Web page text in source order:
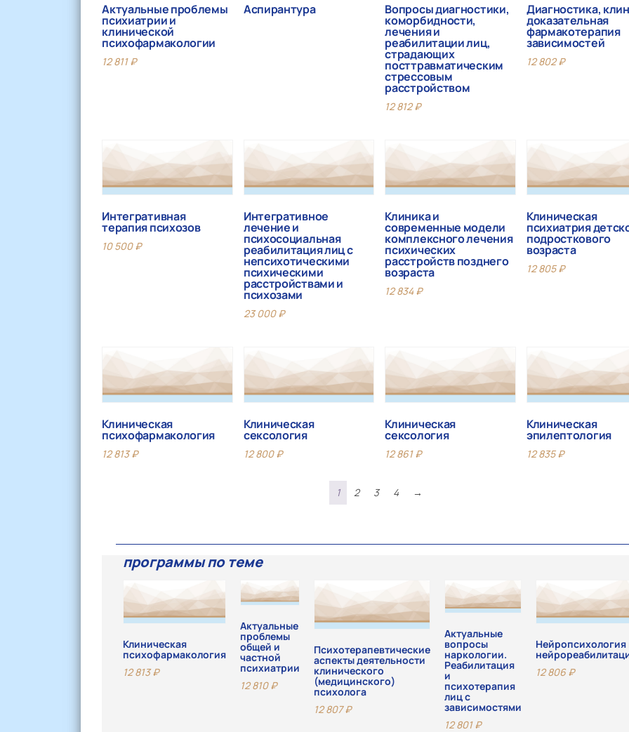
Актуальные проблемы
психиатрии и
клинической
психофармакологии
12 811₽
Аспирантура Вопросы диагностики,
коморбидности,
лечения и
реабилитации лиц,
страдающих
посттравматическим
стрессовым
расстройством
12 812₽
Диагностика,
доказательная
фармакотерапия
зависимостей
12 802₽
Интегративная
терапия психозов
10 500₽
Интегративное
лечение и
психосоциальная
реабилитация лиц с
непсихотическими
психическими
расстройствами и
психозами
23 000₽
Клиника и
современные модели
комплексного лечения
психических
расстройств позднего
возраста
12 834₽
Клиническая
психиатрия
подросткового
возраста
12 805₽
Клиническая
психофармакология
12 813₽
Клиническая
сексология
12 800₽
Клиническая
сексология
12 861₽
Клиническая
эпилептология
12 835₽
1 2 3 4 →
программы по теме
Клиническая
психофармакология
12 813₽
Актуальные
проблемы
общей и
частной
психиатрии
12 810₽
Психотерапевтические
аспекты деятельности
клинического
(медицинского)
психолога
12 807₽
Актуальные
вопросы
наркологии.
Реабилитация
и
психотерапия
лиц с
зависимостями
12 801₽
Нейропсихология
12 806 ₽